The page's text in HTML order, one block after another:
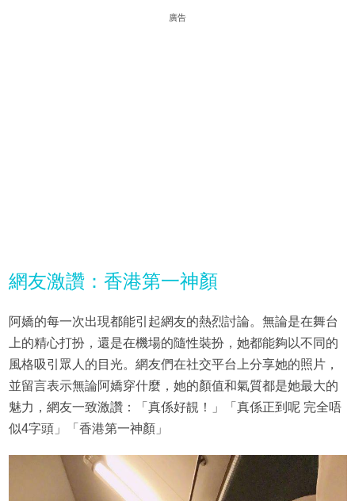
廣告
網友激讚：香港第一神顏
阿嬌的每一次出現都能引起網友的熱烈討論。無論是在舞台
上的精心打扮，還是在機場的隨性裝扮，她都能夠以不同的
風格吸引眾人的目光。網友們在社交平台上分享她的照片，
並留言表示無論阿嬌穿什麼，她的顏值和氣質都是她最大的
魅力，網友一致激讚：「真係好靚！」「真係正到呢 完全唔
似4字頭」「香港第一神顏」